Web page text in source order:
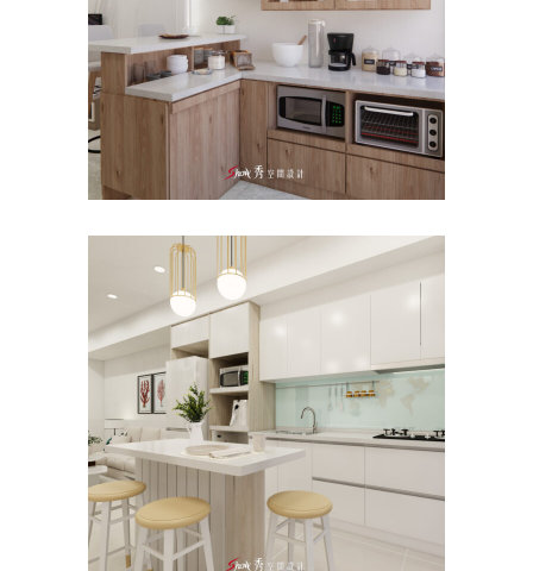
台南新市室內設計｜南科室內
設計推薦×森友薈
公寓/大樓/客餐廳 /新成